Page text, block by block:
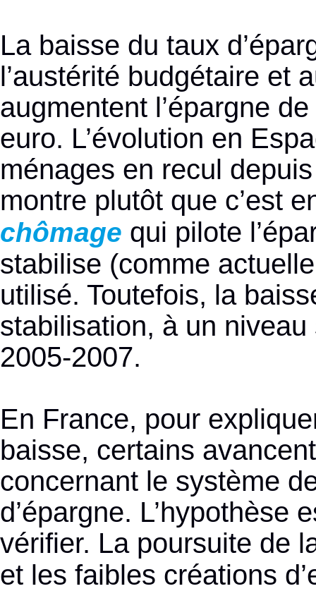
La baisse du taux
l’austérité budgétaire et
augmentent l’épargne
euro. L’évolution en
ménages en recul
montre plutôt que c’est
chômage qui pilote
stabilise (comme
utilisé. Toutefois, la
stabilisation, à un
2005-2007.
En France, pour
baisse, certains
concernant le système
d’épargne. L’hypothèse
vérifier. La poursuite de
et les faibles créations